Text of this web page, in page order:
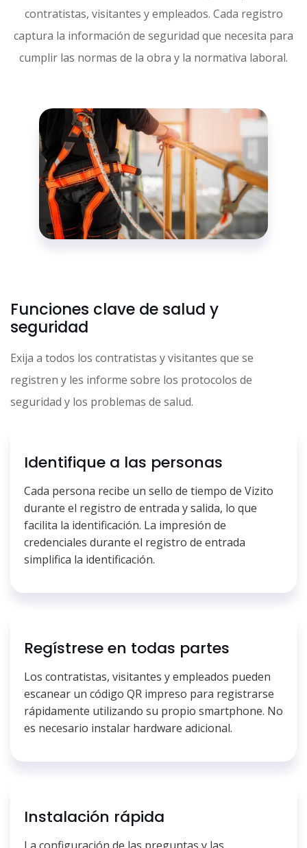
contratistas, visitantes y empleados. Cada registro
captura la información de seguridad que necesita para
cumplir las normas de la obra y la normativa laboral.
Funciones clave de salud y
seguridad
Exija a todos los contratistas y visitantes que se
registren y les informe sobre los protocolos de
seguridad y los problemas de salud.
Identifique a las personas
Cada persona recibe un sello de tiempo de Vizito
durante el registro de entrada y salida, lo que
facilita la identificación. La impresión de
credenciales durante el registro de entrada
simplifica la identificación.
Regístrese en todas partes
Los contratistas, visitantes y empleados pueden
escanear un código QR impreso para registrarse
rápidamente utilizando su propio smartphone. No
es necesario instalar hardware adicional.
Instalación rápida